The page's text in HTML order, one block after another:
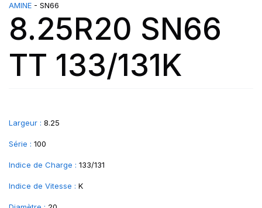
AMINE - SN66
8.25R20 SN66
TT 133/131K
Largeur : 8.25
Série : 100
Indice de Charge : 133/131
Indice de Vitesse : K